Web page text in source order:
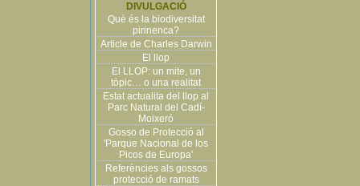
DIVULGACIÓ
Què és la biodiversitat
pirinenca?
Article de Charles Darwin
El llop
El LLOP: un mite, un
tòpic… o una realitat
Estat actualita del llop al
Parc Natural del Cadí-
Moixeró
Gosso de Protecció al
'Parque Nacional de los
Picos de Europa'
Referències als gossos
protecció de ramats